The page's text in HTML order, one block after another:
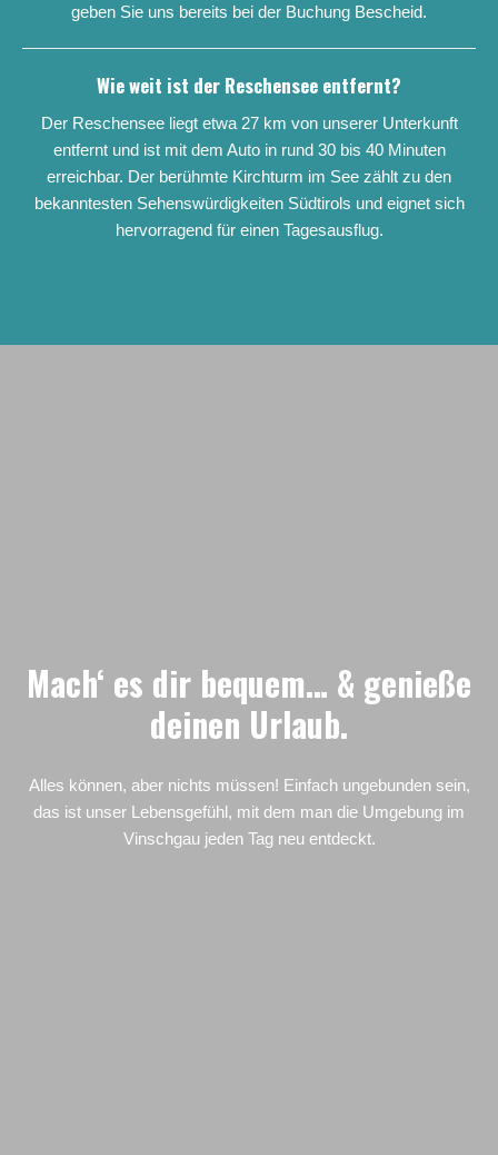
geben Sie uns bereits bei der Buchung Bescheid.
Wie weit ist der Reschensee entfernt?
Der Reschensee liegt etwa 27 km von unserer Unterkunft
entfernt und ist mit dem Auto in rund 30 bis 40 Minuten
erreichbar. Der berühmte Kirchturm im See zählt zu den
bekanntesten Sehenswürdigkeiten Südtirols und eignet sich
hervorragend für einen Tagesausflug.
Mach‘ es dir bequem… & genieße
deinen Urlaub.
Alles können, aber nichts müssen! Einfach ungebunden sein,
das ist unser Lebensgefühl, mit dem man die Umgebung im
Vinschgau jeden Tag neu entdeckt.